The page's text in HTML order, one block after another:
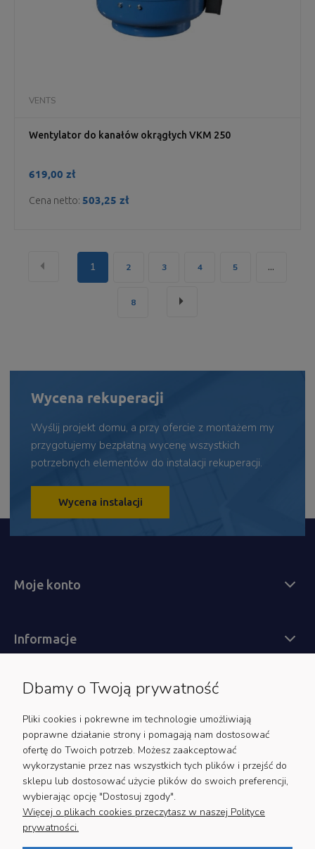
Wentylator do kanałów okrągłych VKM 250
VENTS
619,00 zł
Cena netto: 503,25 zł
« 1 2 3 4 5 ...
8 »
Wycena rekuperacji
Wyślij projekt domu, a przy ofercie z montażem my
przygotujemy bezpłatną wycenę wszystkich
potrzebnych elementów do instalacji rekuperacji.
Wycena instalacji
Moje konto
Informacje
Obsługa klienta
Zapisz się do newslettera
Bądź na bieżąco z nowościami i promocjami
Dbamy o Twoją prywatność
Pliki cookies i pokrewne im technologie umożliwiają
poprawne działanie strony i pomagają nam dostosować
ofertę do Twoich potrzeb. Możesz zaakceptować
wykorzystanie przez nas wszystkich tych plików i przejść do
sklepu lub dostosować użycie plików do swoich preferencji,
wybierając opcję "Dostosuj zgody".
Więcej o plikach cookies przeczytasz w naszej Polityce
prywatności.